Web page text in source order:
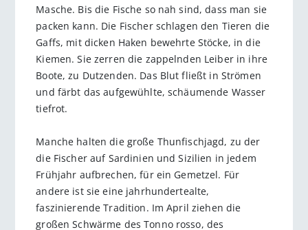
Masche. Bis die Fische so nah sind, dass man sie
packen kann. Die Fischer schlagen den Tieren die
Gaffs, mit dicken Haken bewehrte Stöcke, in die
Kiemen. Sie zerren die zappelnden Leiber in ihre
Boote, zu Dutzenden. Das Blut fließt in Strömen
und färbt das aufgewühlte, schäumende Wasser
tiefrot.
Manche halten die große Thunfischjagd, zu der
die Fischer auf Sardinien und Sizilien in jedem
Frühjahr aufbrechen, für ein Gemetzel. Für
andere ist sie eine jahrhundertealte,
faszinierende Tradition. Im April ziehen die
großen Schwärme des Tonno rosso, des